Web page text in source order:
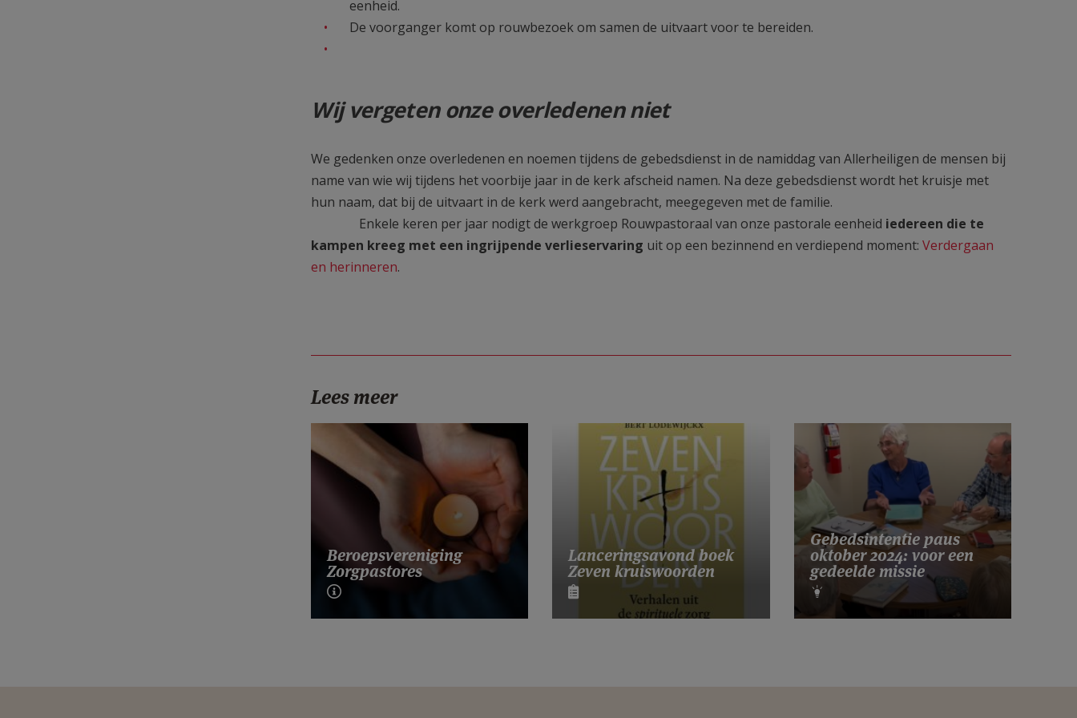
eenheid.
De voorganger komt op rouwbezoek om samen de uitvaart voor te bereiden.
Wij vergeten onze overledenen niet
We gedenken onze overledenen en noemen tijdens de gebedsdienst in de namiddag van Allerheiligen de mensen bij
name van wie wij tijdens het voorbije jaar in de kerk afscheid namen. Na deze gebedsdienst wordt het kruisje met
hun naam, dat bij de uitvaart in de kerk werd aangebracht, meegegeven met de familie.
Enkele keren per jaar nodigt de werkgroep Rouwpastoraal van onze pastorale eenheid iedereen die te
kampen kreeg met een ingrijpende verlieservaring uit op een bezinnend en verdiepend moment:Verdergaan
en herinneren.
Lees meer
Beroepsvereniging
Zorgpastores
Lanceringsavond boek
Zeven kruiswoorden
Gebedsintentie paus
oktober 2024: voor een
gedeelde missie